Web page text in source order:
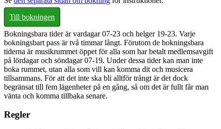
Till bokningen
Bokningsbara tider är vardagar 07-23 och helger 19-23. Varje
bokningsbart pass är två timmar långt. Förutom de bokningsbara
tiderna är musikrummet öppet för alla som har betalt medlemsavgift
på lördagar och söndagar 07-19. Under dessa tider kan man inte
boka rummet, utan alla som vill kan komma dit och musicera
tillsammans. För att det inte ska bli alltför trångt är det dock
begränsat till fem lägenheter på en gång, så om det är fullt får man
vänta och komma tillbaka senare.
Regler